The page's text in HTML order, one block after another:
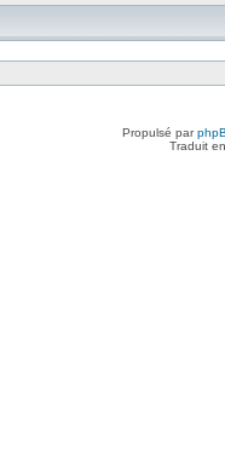
Propulsé par
Traduit